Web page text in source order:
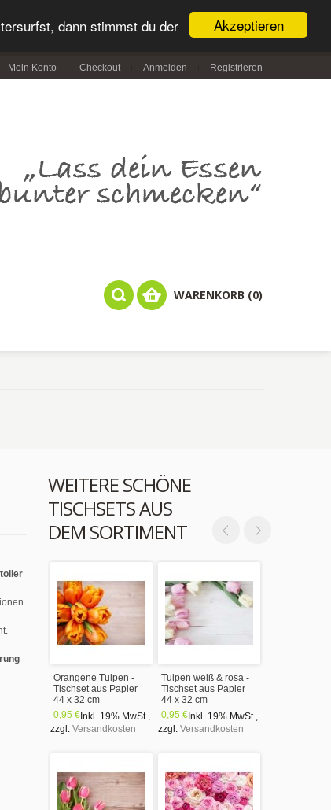
Akzeptieren
dann stimmst du der
Mein Konto Checkout Anmelden Registrieren
WARENKORB (0)
WEITERE SCHÖNE
TISCHSETS AUS
DEM SORTIMENT
Orangene Tulpen -
Tischset aus Papier
44 x 32 cm
0,95 € Inkl. 19% MwSt.,
zzgl. Versandkosten
Tulpen weiß & rosa -
Tischset aus Papier
44 x 32 cm
0,95 € Inkl. 19% MwSt.,
zzgl. Versandkosten
toller